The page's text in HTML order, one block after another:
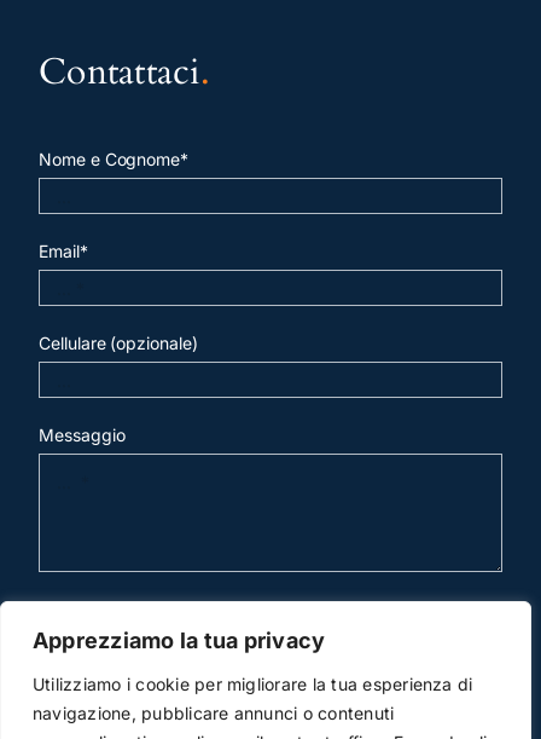
Apprezziamo la tua privacy
Utilizziamo i cookie per migliorare la tua esperienza di
navigazione, pubblicare annunci o contenuti
Contattaci.
Nome e Cognome*
Email*
Cellulare (opzionale)
Messaggio
invia mail